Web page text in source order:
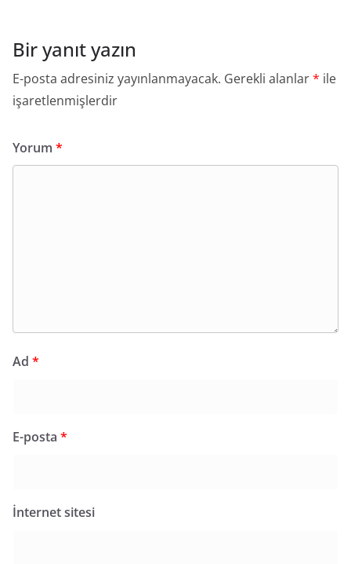
Bir yanıt yazın
E-posta adresiniz yayınlanmayacak. Gerekli alanlar* ile
işaretlenmişlerdir
Yorum *
Ad *
E-posta *
İnternet sitesi